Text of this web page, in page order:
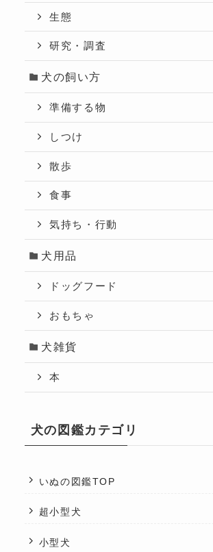
生態
研究・調査
犬の飼い方
準備する物
しつけ
散歩
食事
気持ち・行動
犬用品
ドッグフード
おもちゃ
犬雑貨
本
犬の図鑑カテゴリ
いぬの図鑑TOP
超小型犬
小型犬